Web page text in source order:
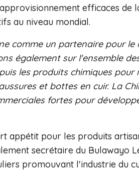
efficaces de
au niveau mondial.
comme un partenaire pour
également sur l'ensemble
les produits chimiques pour
et bottes en cuir. La
fortes pour
appétit pour les produits
secrétaire du Bulawayo
promouvant l'industrie du